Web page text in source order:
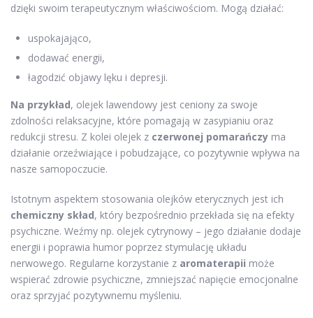
dzięki swoim terapeutycznym właściwościom. Mogą działać:
uspokajająco,
dodawać energii,
łagodzić objawy lęku i depresji.
Na przykład, olejek lawendowy jest ceniony za swoje
zdolności relaksacyjne, które pomagają w zasypianiu oraz
redukcji stresu. Z kolei olejek z czerwonej pomarańczy ma
działanie orzeźwiające i pobudzające, co pozytywnie wpływa na
nasze samopoczucie.
Istotnym aspektem stosowania olejków eterycznych jest ich
chemiczny skład, który bezpośrednio przekłada się na efekty
psychiczne. Weźmy np. olejek cytrynowy – jego działanie dodaje
energii i poprawia humor poprzez stymulację układu
nerwowego. Regularne korzystanie z aromaterapii może
wspierać zdrowie psychiczne, zmniejszać napięcie emocjonalne
oraz sprzyjać pozytywnemu myśleniu.